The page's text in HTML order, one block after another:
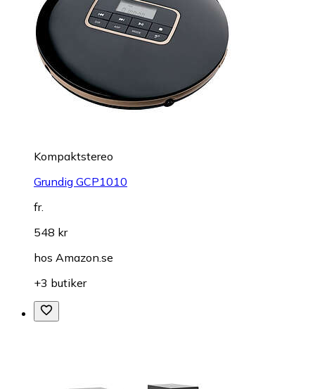
Kompaktstereo
Grundig GCP1010
fr.
548 kr
hos Amazon.se
+3 butiker